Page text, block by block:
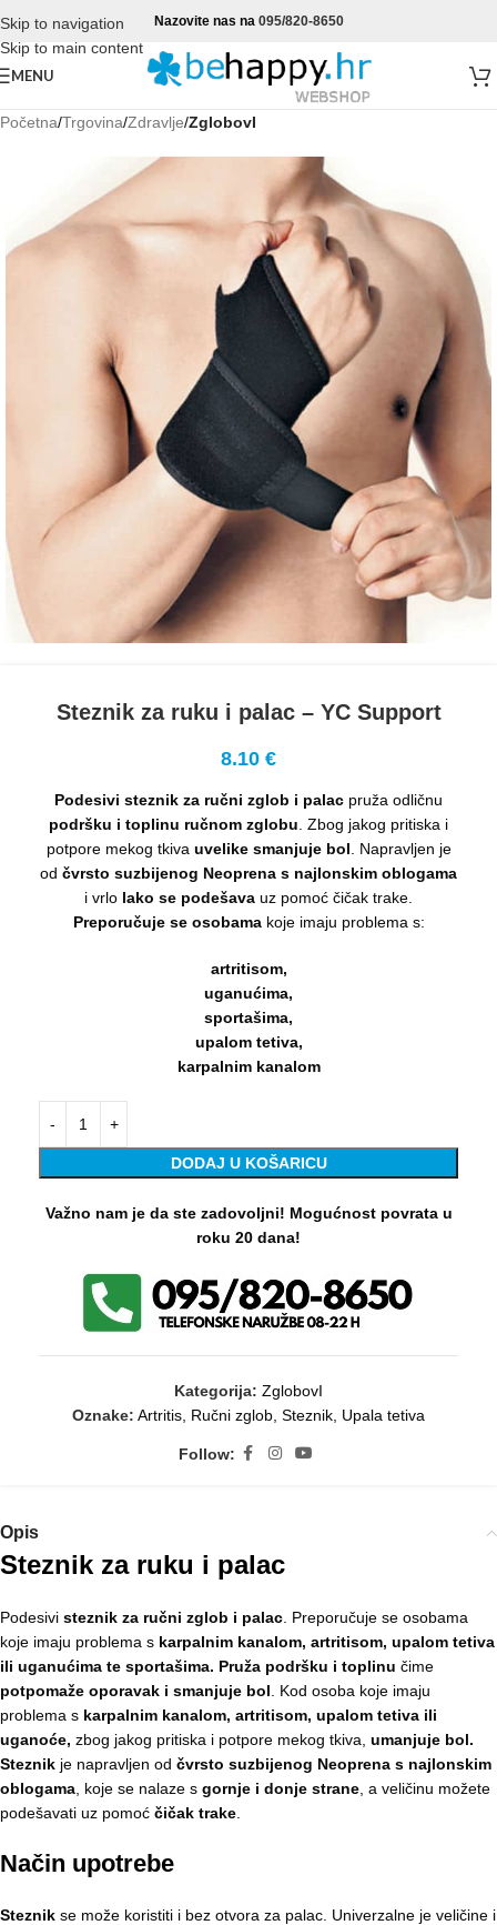
Skip to navigation
Skip to main content
Nazovite nas na 095/820-8650
MENU
Početna Trgovina Zdravlje ZglobovI
Steznik za ruku i palac – YC Support
8.10 €
Podesivi steznik za ručni zglob i palac pruža odličnu
podršku i toplinu ručnom zglobu . Zbog jakog pritiska i
potpore mekog tkiva uvelike smanjuje bol . Napravljen je
od čvrsto suzbijenog Neoprena s najlonskim oblogama
i vrlo lako se podešava uz pomoć čičak trake.
Preporučuje se osobamakoje imaju problema s:
artritisom,
uganućima,
sportašima,
upalom tetiva,
karpalnim kanalom
DODAJ U KOŠARICU
Važno nam je da ste zadovoljni! Mogućnost povrata u
roku 20 dana!
Kategorija: ZglobovI
Oznake: Artritis Ručni zglob Steznik Upala tetiva
Follow:
Opis
Steznik za ruku i palac
Podesivi steznik za ručni zglob i palac . Preporučuje se osobama
koje imaju problema s karpalnim kanalom, artritisom, upalom tetiva
ili uganućima te sportašima. Pruža podršku i toplinu čime
potpomaže oporavak i smanjuje bol . Kod osoba koje imaju
problema s karpalnim kanalom, artritisom, upalom tetiva ili
uganoće, zbog jakog pritiska i potpore mekog tkiva, umanjuje bol.
Steznik je napravljen od čvrsto suzbijenog Neoprena s najlonskim
oblogama , koje se nalaze s gornje i donje strane , a veličinu možete
podešavati uz pomoć čičak trake
Način upotrebe
Steznik se može koristiti i bez otvora za palac. Univerzalne je veličine i